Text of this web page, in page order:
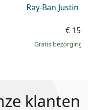
Ray-Ban Justin
€
Gratis bezorging
klanten